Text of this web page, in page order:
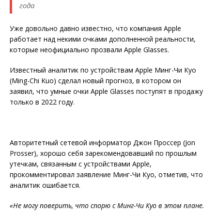
года
Уже довольно давно известно, что компания Apple
работает над некими очками дополненной реальности,
которые неофициально прозвали Apple Glasses.
Известный аналитик по устройствам Apple Минг-Чи Куо
(Ming-Chi Kuo) сделал новый прогноз, в котором он
заявил, что умные очки Apple Glasses поступят в продажу
только в 2022 году.
Авторитетный сетевой информатор Джон Проссер (Jon
Prosser), хорошо себя зарекомендовавший по прошлым
утечкам, связанным с устройствами Apple,
прокомментировал заявление Минг-Чи Куо, отметив, что
аналитик ошибается.
«Не могу поверить, что спорю с Минг-Чи Куо в этом плане.